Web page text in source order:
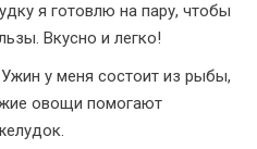
я готовлю на пару, чтобы
Вкусно и легко!
у меня состоит из рыбы,
овощи помогают